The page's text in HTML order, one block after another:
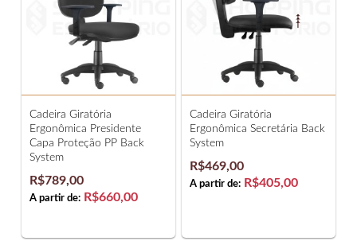
Cadeira Giratória
Ergonômica Presidente
Capa Proteção PP Back
System
R$789,00
A partir de: R$660,00
Cadeira Giratória
Ergonômica Secretária Back
System
R$469,00
A partir de: R$405,00